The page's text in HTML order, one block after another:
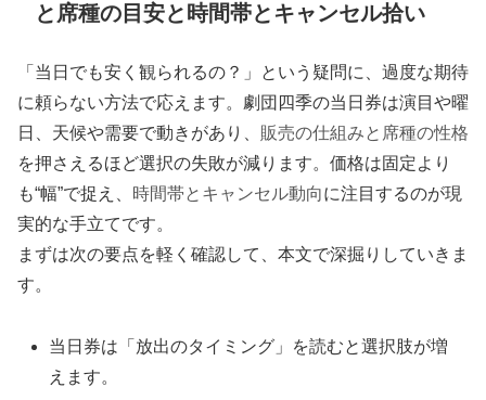
と席種の目安と時間帯とキャンセル拾い
「当日でも安く観られるの？」という疑問に、過度な期待
に頼らない方法で応えます。劇団四季の当日券は演目や曜
日、天候や需要で動きがあり、 販売の仕組みと席種の性格
を押さえるほど選択の失敗が減ります。価格は固定より
も“幅”で捉え、 時間帯とキャンセル動向に注目するのが現
実的な手立てです。
まずは次の要点を軽く確認して、本文で深掘りしていきま
す。
当日券は「放出のタイミング」を読むと選択肢が増
えます。